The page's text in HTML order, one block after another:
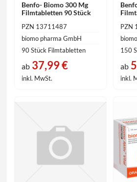
Benfo- Biomo 300 Mg
Filmtabletten 90 Stück
PZN 13711487
biomo pharma GmbH
90 Stück Filmtabletten
ab 37,99 €
inkl. MwSt.
PZN
150
ab
inkl.